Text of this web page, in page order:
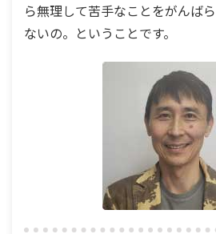
ら無理して苦手なことをがんば
ないの。ということです。